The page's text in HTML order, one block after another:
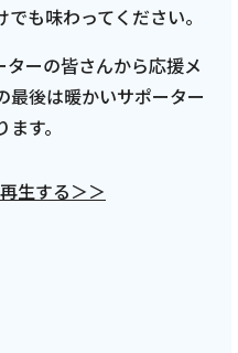
も味わってください。
ターの皆さんから応援メ
最後は暖かいサポーター
す。
生する＞＞